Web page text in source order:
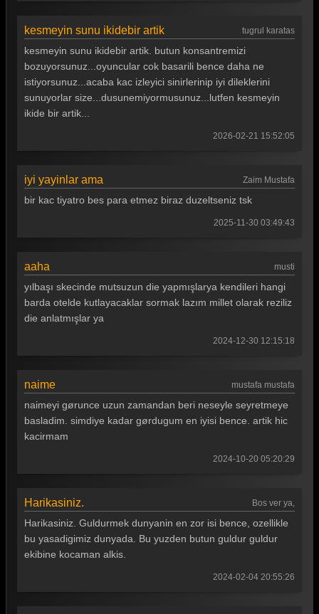
Güldür güldür 391. Bölüm
Güldür güldür 390. Bölüm
Güldür güldür 389. Bölüm
Güldür güldür 388. Bölüm
Güldür güldür 385. Bölüm
Güldür güldür 382. Bölüm
Güldür güldür 381. Bölüm
Güldür güldür 380. Bölüm
Güldür güldür 377. Bölüm
Güldür güldür 376. Bölüm
Güldür güldür 373. Bölüm
Güldür güldür 372. Bölüm
Güldür güldür 371. Bölüm
kesmeyin sunu ikidebir artik tugrul karatas
kesmeyin sunu ikidebir artik. butun konsantremizi
bozuyorsunuz...oyuncular cok basarili bence daha ne
istiyorsunuz...acaba kac izleyici sinirlerinip iyi dileklerini
sunuyorlar size...dusunemiyormusunuz...lutfen kesmeyin
ikide bir artik...
2026-02-21 15:52:05
iyi yayinlar ama Zaim Mustafa
bir kac tiyatro bes para etmez biraz duzeltseniz tsk
2025-11-30 03:49:43
aaha musti
yılbaşı skecinde mutsuzun die yapmışlarya kendileri hangi
barda otelde kutlayacaklar sormak lazım millet olarak reziliz
die anlatmışlar ya
2024-12-30 12:15:18
naime mustafa mustafa
naimeyi gørunce uzun zamandan beri neseyle seyretmeye
basladim. simdiye kadar gørdugum en iyisi bence. artik hic
kacirmam
2024-10-20 05:20:29
Harikasiniz. Bos ver ya,
Harikasiniz. Guldurmek dunyanin en zor isi bence, ozellikle
bu yasadigimiz dunyada. Bu yuzden butun guldur guldur
ekibine kocaman alkis.
2024-02-04 20:55:26